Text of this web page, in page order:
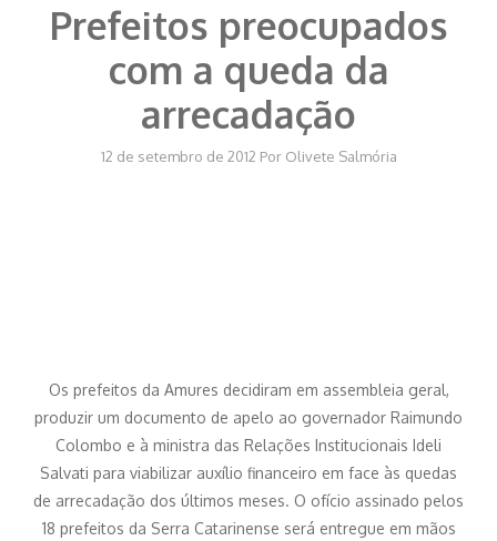
Prefeitos preocupados
com a queda da
arrecadação
12 de setembro de 2012 Por Olivete Salmória
Os prefeitos da Amures decidiram em assembleia geral,
produzir um documento de apelo ao governador Raimundo
Colombo e à ministra das Relações Institucionais Ideli
Salvati para viabilizar auxílio financeiro em face às quedas
de arrecadação dos últimos meses. O ofício assinado pelos
18 prefeitos da Serra Catarinense será entregue em mãos